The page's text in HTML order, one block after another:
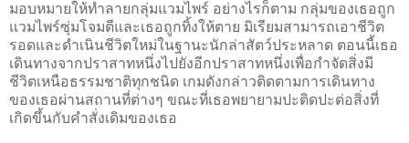
มอบหมายให้ทำลายกลุ่มแวมไพร์ อย่างไรก็ตาม กลุ่มของเธอถูก
แวมไพร์ซุ่มโจมตีและเธอถูกทิ้งให้ตาย มิเรียมสามารถเอาชีวิต
รอดและดำเนินชีวิตใหม่ในฐานะนักล่าสัตว์ประหลาด ตอนนี้เธอ
เดินทางจากปราสาทหนึ่งไปยังอีกปราสาทหนึ่งเพื่อกำจัดสิ่งมี
ชีวิตเหนือธรรมชาติทุกชนิด เกมดังกล่าวติดตามการเดินทาง
ของเธอผ่านสถานที่ต่างๆ ขณะที่เธอพยายามปะติดปะต่อสิ่งที่
เกิดขึ้นกับคำสั่งเดิมของเธอ